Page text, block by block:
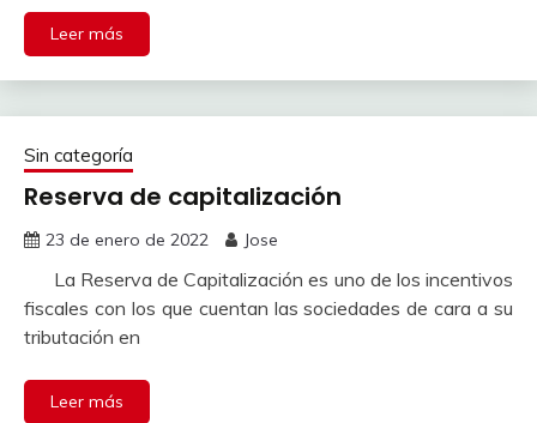
Leer más
Sin categoría
Reserva de capitalización
23 de enero de 2022 Jose
La Reserva de Capitalización es uno de los incentivos
fiscales con los que cuentan las sociedades de cara a su
tributación en
Leer más